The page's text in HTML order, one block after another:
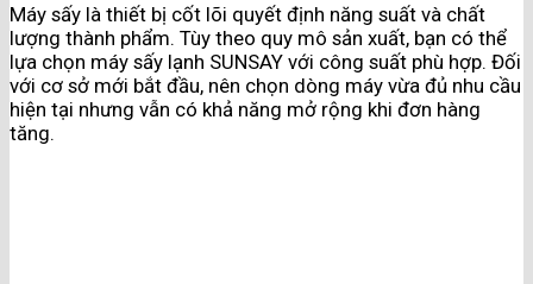
Máy sấy là thiết bị cốt lõi quyết định năng suất và chất
lượng thành phẩm. Tùy theo quy mô sản xuất, bạn có thể
lựa chọn máy sấy lạnh SUNSAY với công suất phù hợp. Đối
với cơ sở mới bắt đầu, nên chọn dòng máy vừa đủ nhu cầu
hiện tại nhưng vẫn có khả năng mở rộng khi đơn hàng
tăng.